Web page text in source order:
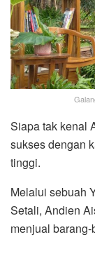
Siapa tak kenal
sukses dengan
tinggi.
Melalui sebuah
Setali, Andien
menjual